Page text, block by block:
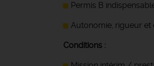
Permis B
Autonomie, rigueur et
Conditions :